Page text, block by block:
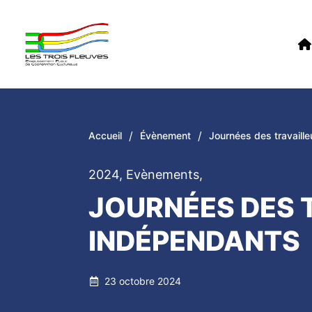
Accueil / Évènement / Journées des
2024, Evènements,
JOURNÉES DES
INDÉPENDANTS
23 octobre 2024